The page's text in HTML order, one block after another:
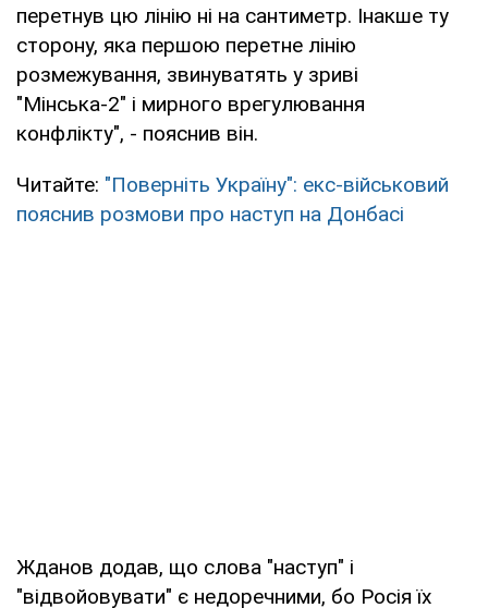
перетнув цю лінію ні на сантиметр. Інакше ту
сторону, яка першою перетне лінію
розмежування, звинуватять у зриві
"Мінська-2" і мирного врегулювання
конфлікту", - пояснив він.
Читайте: "Поверніть Україну": екс-військовий
пояснив розмови про наступ на Донбасі
Жданов додав, що слова "наступ" і
"відвойовувати" є недоречними, бо Росія їх